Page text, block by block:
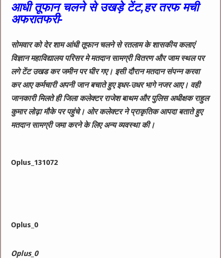
आधी तूफान चलने से उखड़े टेंट,हर तरफ मची
अफरातफरी-
सोमवार को देर शाम आंधी तूफान चलने से रतलाम के शासकीय कलाएं
विज्ञान महाविद्यालय परिसर मे मतदान सामग्री वितरण और जाम स्थल पर
लगे टेंट उखड कर जमीन पर घीर गए। इसी दौरान मतदान संपन्न करवा
कर आए कर्मचारी अपनी जान बचाते हुए इधर-उधर भागे नजर आए। वही
जानकारी मिलते ही जिला कलेक्टर राजेश बाथम और पुलिस अधीक्षक राहुल
कुमार लोढ़ा मौके पर पहुंचे। ओर कलेक्टर ने प्राकृतिक आपदा बताते हुए
मतदान सामग्री जमा करने के लिए अन्य व्यवस्था की।
Oplus_131072
Oplus_0
Oplus_0